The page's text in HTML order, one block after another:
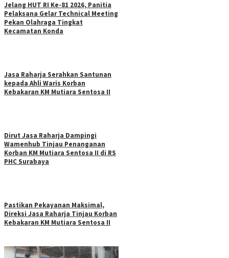
Jelang HUT RI Ke-81 2026, Panitia
Pelaksana Gelar Technical Meeting
Pekan Olahraga Tingkat
Kecamatan Konda
Jasa Raharja Serahkan Santunan
kepada Ahli Waris Korban
Kebakaran KM Mutiara Sentosa II
Dirut Jasa Raharja Dampingi
Wamenhub Tinjau Penanganan
Korban KM Mutiara Sentosa II di RS
PHC Surabaya
Pastikan Pekayanan Maksimal,
Direksi Jasa Raharja Tinjau Korban
Kebakaran KM Mutiara Sentosa II